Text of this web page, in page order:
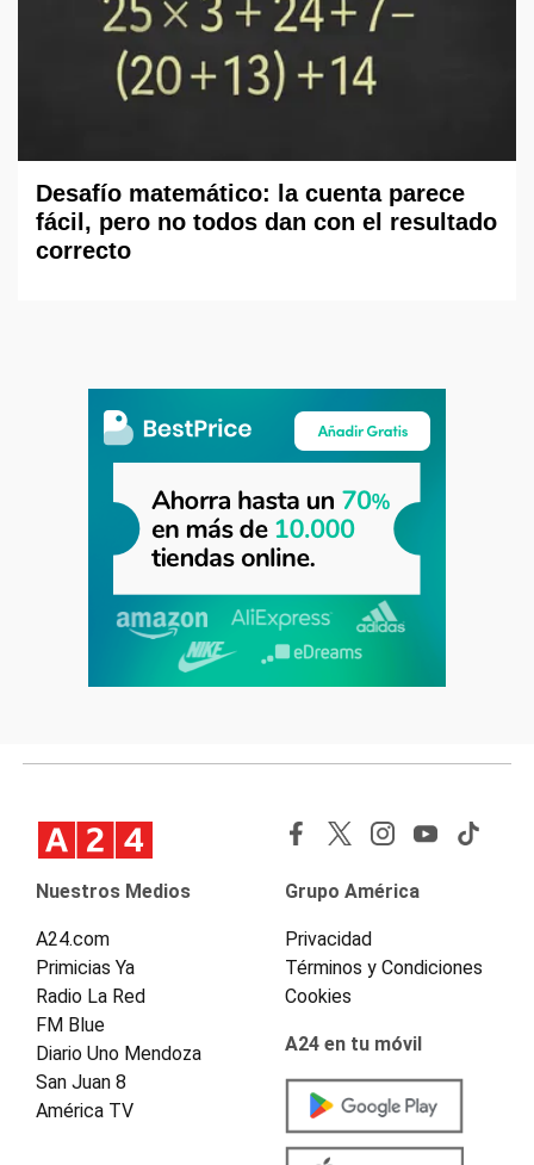
Desafío matemático: la cuenta parece
fácil, pero no todos dan con el resultado
correcto
Nuestros Medios
A24.com
Primicias Ya
Radio La Red
FM Blue
Diario Uno Mendoza
San Juan 8
América TV
Grupo América
Privacidad
Términos y Condiciones
Cookies
A24 en tu móvil